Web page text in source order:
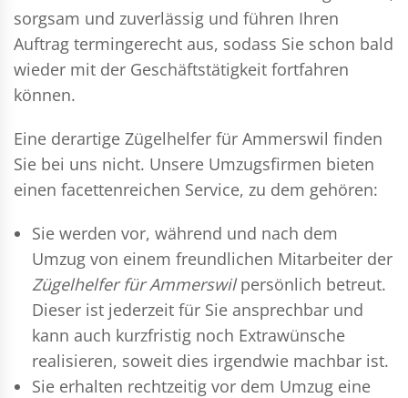
sorgsam und zuverlässig und führen Ihren
Auftrag termingerecht aus, sodass Sie schon bald
wieder mit der Geschäftstätigkeit fortfahren
können.
Eine derartige Zügelhelfer für Ammerswil finden
Sie bei uns nicht. Unsere Umzugsfirmen bieten
einen facettenreichen Service, zu dem gehören:
Sie werden vor, während und nach dem
Umzug von einem freundlichen Mitarbeiter der
Zügelhelfer für Ammerswilpersönlich betreut.
Dieser ist jederzeit für Sie ansprechbar und
kann auch kurzfristig noch Extrawünsche
realisieren, soweit dies irgendwie machbar ist.
Sie erhalten rechtzeitig vor dem Umzug eine